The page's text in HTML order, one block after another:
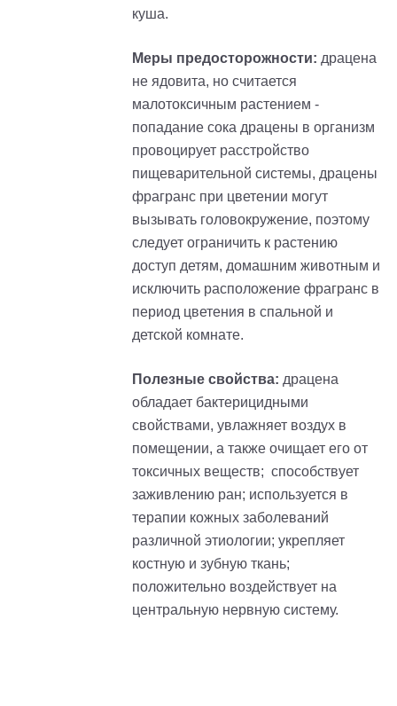
куша.
Меры предосторожности: драцена
не ядовита, но считается
малотоксичным растением -
попадание сока драцены в организм
провоцирует расстройство
пищеварительной системы, драцены
фрагранс при цветении могут
вызывать головокружение, поэтому
следует ограничить к растению
доступ детям, домашним животным и
исключить расположение фрагранс в
период цветения в спальной и
детской комнате.
Полезные свойства: драцена
обладает бактерицидными
свойствами, увлажняет воздух в
помещении, а также очищает его от
токсичных веществ; способствует
заживлению ран; используется в
терапии кожных заболеваний
различной этиологии; укрепляет
костную и зубную ткань;
положительно воздействует на
центральную нервную систему.